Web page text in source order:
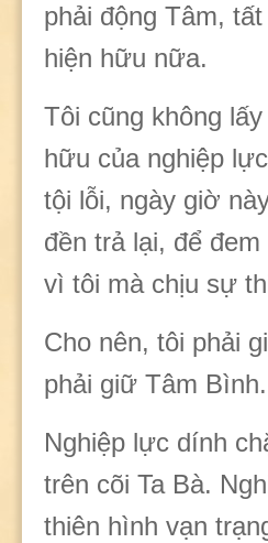
phải động Tâm,
hiện hữu nữa.
Tôi cũng không
hữu của nghiệp
tội lỗi, ngày giờ
đền trả lại, để
vì tôi mà chịu sự
Cho nên, tôi phải
phải giữ Tâm Bình.
Nghiệp lực dính
trên cõi Ta Bà.
thiên hình vạn